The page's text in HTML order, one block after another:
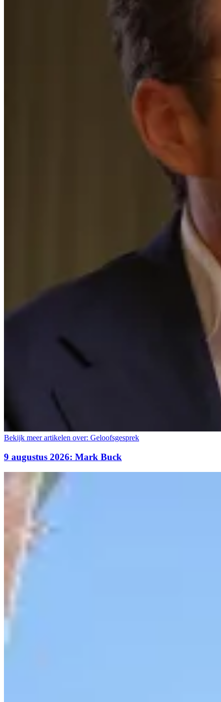
Bekijk meer artikelen over: Geloofsgesprek
9 augustus 2026: Mark Buck